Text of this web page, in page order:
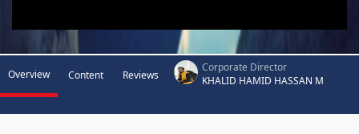
Overview Content Reviews
Corporate Director
KHALID HAMID HASSAN M